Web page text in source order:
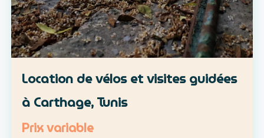
Location de vélos et visites guidées
à Carthage, Tunis
Prix variable